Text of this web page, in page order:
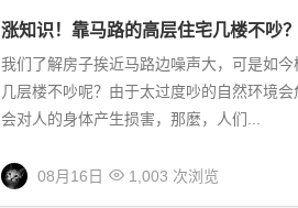
涨知识！靠马路的高层住宅几楼不吵？
我们了解房子挨近马路边噪声大，可是如
几层楼不吵呢？由于太过度吵的自然环境
会对人的身体产生损害，那麼，人们...
08月16日 1,003 次浏览